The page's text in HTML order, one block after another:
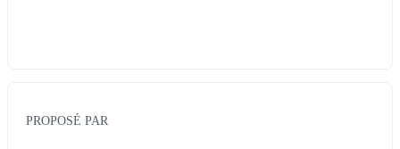
PROPOSÉ PAR